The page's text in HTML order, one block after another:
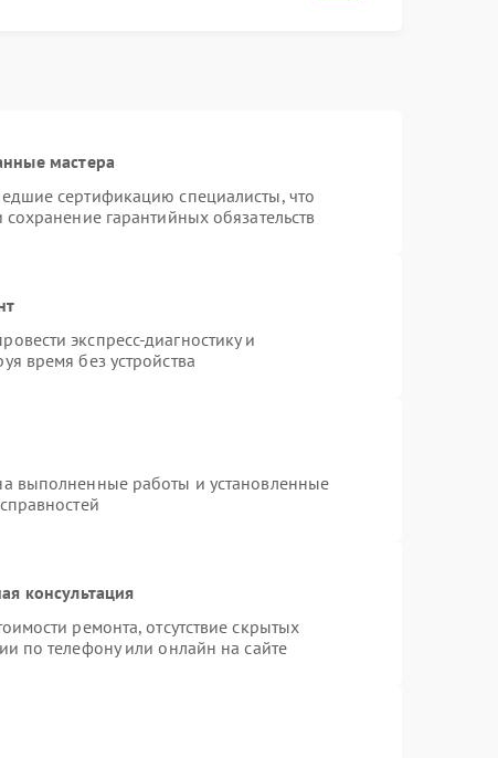
мастера
сертификацию специалисты, что
гарантийных обязательств
экспресс-диагностику и
время без устройства
выполненные работы и установленные
консультация
ремонта, отсутствие скрытых
по телефону или онлайн на сайте